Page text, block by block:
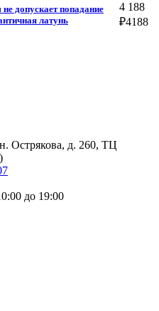
допускает попадание
латунь
4 188
₽4188
Острякова, д. 260, ТЦ
до 19:00